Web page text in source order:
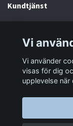
Kundtjänst
Sociala medier
Vi
Vi använder
visas för dig
upplevelse